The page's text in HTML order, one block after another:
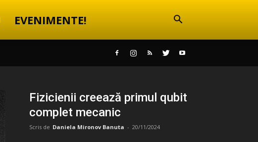
EVENIMENTE!
Fizicienii creează primul qubit
complet mecanic
Scris de Daniela Mironov Banuta - 20/11/2024